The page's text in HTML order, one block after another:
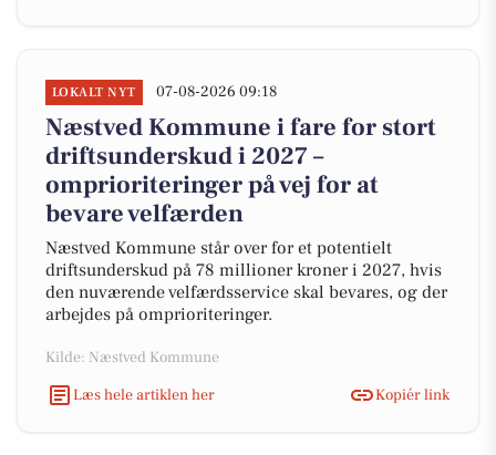
LOKALT NYT 07-08-2026 09:18
Næstved Kommune i fare for stort
driftsunderskud i 2027 –
omprioriteringer på vej for at
bevare velfærden
Næstved Kommune står over for et potentielt
driftsunderskud på 78 millioner kroner i 2027, hvis
den nuværende velfærdsservice skal bevares, og der
arbejdes på omprioriteringer.
Kilde: Næstved Kommune
Læs hele artiklen her
Kopiér link